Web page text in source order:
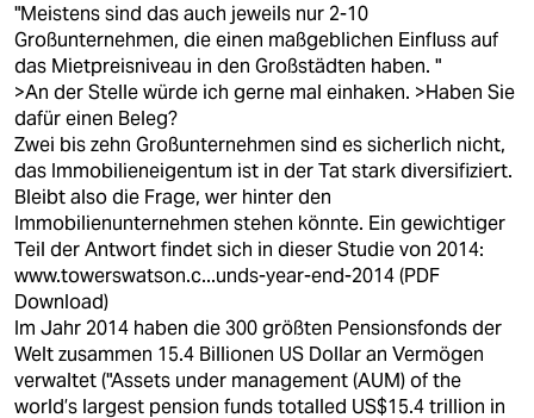
"Meistens sind das auch jeweils nur 2-10
Großunternehmen, die einen maßgeblichen Einfluss auf
das Mietpreisniveau in den Großstädten haben. "
>An der Stelle würde ich gerne mal einhaken. >Haben Sie
dafür einen Beleg?
Zwei bis zehn Großunternehmen sind es sicherlich nicht,
das Immobilieneigentum ist in der Tat stark diversifiziert.
Bleibt also die Frage, wer hinter den
Immobilienunternehmen stehen könnte. Ein gewichtiger
Teil der Antwort findet sich in dieser Studie von 2014:
www.towerswatson.c...unds-year-end-2014(PDF
Download)
Im Jahr 2014 haben die 300 größten Pensionsfonds der
Welt zusammen 15.4 Billionen US Dollar an Vermögen
verwaltet ("Assets under management (AUM) of the
world’s largest pension funds totalled US$15.4 trillion in